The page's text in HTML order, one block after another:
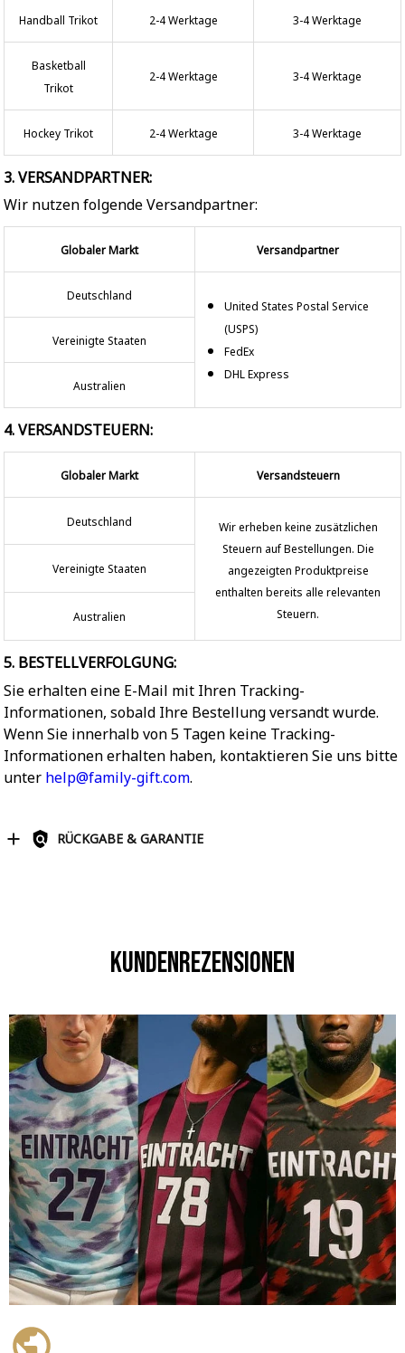
Handball Trikot 2-4 Werktage 3-4 Werktage
Basketball
Trikot
2-4 Werktage 3-4 Werktage
Hockey Trikot 2-4 Werktage 3-4 Werktage
3. VERSANDPARTNER:
Wir nutzen folgende Versandpartner:
Globaler Markt Versandpartner
Deutschland
United States Postal Service
(USPS)
FedEx
DHL Express
Vereinigte Staaten
Australien
4. VERSANDSTEUERN:
Globaler Markt Versandsteuern
Deutschland
Wir erheben keine zusätzlichen
Steuern auf Bestellungen. Die
angezeigten Produktpreise
enthalten bereits alle relevanten
Steuern.
Vereinigte Staaten
Australien
5. BESTELLVERFOLGUNG:
Sie erhalten eine E-Mail mit Ihren Tracking-
Informationen, sobald Ihre Bestellung versandt wurde.
Wenn Sie innerhalb von 5 Tagen keine Tracking-
Informationen erhalten haben, kontaktieren Sie uns bitte
unter help@family-gift.com.
RÜCKGABE & GARANTIE
Kundenrezensionen